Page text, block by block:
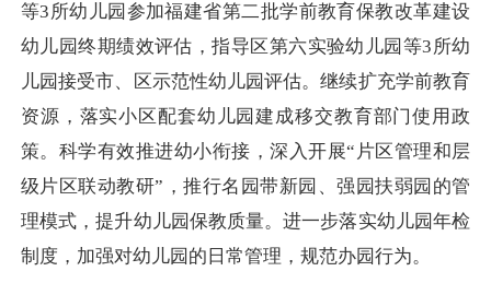
等3所幼儿园参加福建省第二批学前教育保教改革建设
幼儿园终期绩效评估，指导区第六实验幼儿园等3所幼
儿园接受市、区示范性幼儿园评估。继续扩充学前教育
资源，落实小区配套幼儿园建成移交教育部门使用政
策。科学有效推进幼小衔接，深入开展“片区管理和层
级片区联动教研”，推行名园带新园、强园扶弱园的管
理模式，提升幼儿园保教质量。进一步落实幼儿园年检
制度，加强对幼儿园的日常管理，规范办园行为。